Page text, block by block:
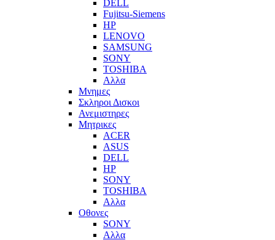
DELL
Fujitsu-Siemens
HP
LENOVO
SAMSUNG
SONY
TOSHIBA
Αλλα
Μνημες
Σκληροι Δισκοι
Ανεμιστηρες
Μητρικες
ACER
ASUS
DELL
HP
SONY
TOSHIBA
Αλλα
Οθονες
SONY
Αλλα